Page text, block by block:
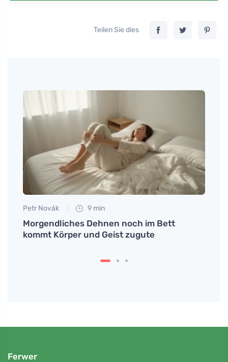
Teilen Sie dies
Petr Novák 9 min
Morgendliches Dehnen noch im Bett
kommt Körper und Geist zugute
Ferwer